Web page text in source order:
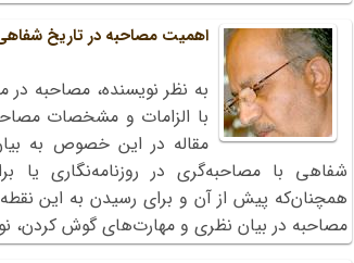
اهمیت مصاحبه در تاریخ
به نظر نویسنده، مصاحبه در
با الزامات و مشخصات
مقاله در این خصوص به
شفاهی با مصاحبه‌گری در روزنامه‌نگاری یا
همچنان‌که پیش از آن و برای رسیدن به این
مصاحبه در بیان نظری و مهارت‌های گوش کردن،